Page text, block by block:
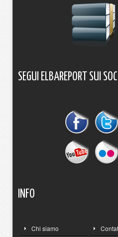
SEGUI ELBAREPORT SUI
INFO
Chi siamo